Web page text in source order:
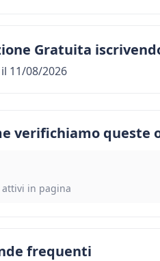
Gratuita
11/08/2026
verifichiamo queste
in pagina
frequenti